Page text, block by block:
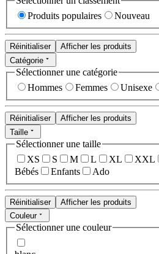
Produits populaires
Nouveau
Réinitialiser
Afficher les produits
Catégorie
Sélectionner une catégorie
Hommes
Femmes Unisexe
Réinitialiser
Afficher les produits
Taille
Sélectionner une taille
XS
S M L XL XXL
Bébés
Enfants Ado
Réinitialiser
Afficher les produits
Couleur
Sélectionner une couleur